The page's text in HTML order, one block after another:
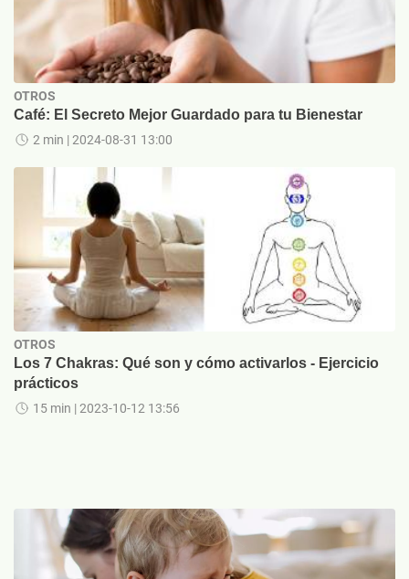
OTROS
Café: El Secreto Mejor Guardado para tu Bienestar
2 min | 2024-08-31 13:00
OTROS
Los 7 Chakras: Qué son y cómo activarlos - Ejercicio
prácticos
15 min | 2023-10-12 13:56